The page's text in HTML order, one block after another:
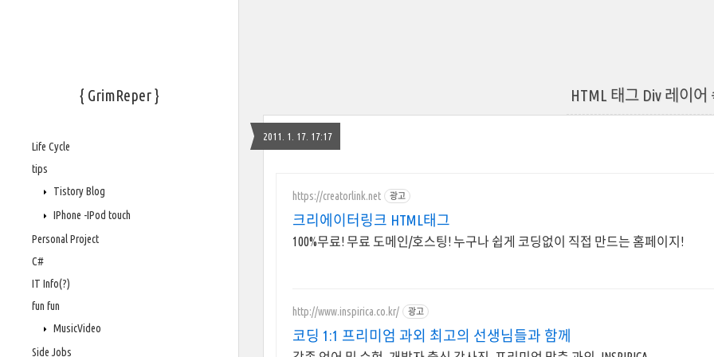
{ GrimReper }
Life Cycle
tips
Tistory Blog
IPhone -IPod touch
Personal Project
C#
IT Info(?)
fun fun
MusicVideo
Side Jobs
HTML 태그 Div 레이어
2011. 1. 17. 17:17
https://creatorlink.net 광고
크리에이터링크 HTML태그
100%무료! 무료 도메인/호스팅! 누구나 쉽게 코딩없이 직접 만드는 홈페이지!
http://www.inspirica.co.kr/ 광고
코딩 1:1 프리미엄 과외 최고의 선생님들과 함께